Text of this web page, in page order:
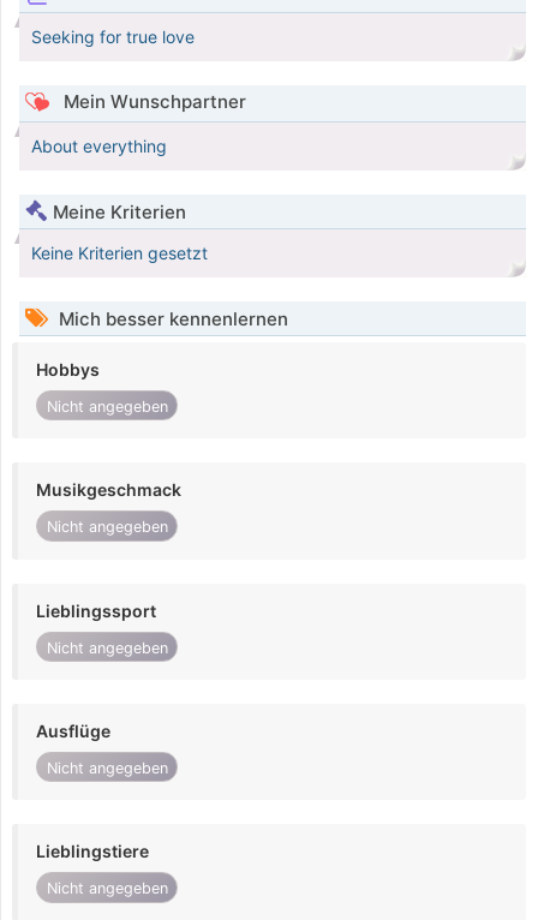
Seeking for true love
Mein Wunschpartner
About everything
Meine Kriterien
Keine Kriterien gesetzt
Mich besser kennenlernen
Hobbys
Nicht angegeben
Musikgeschmack
Nicht angegeben
Lieblingssport
Nicht angegeben
Ausflüge
Nicht angegeben
Lieblingstiere
Nicht angegeben